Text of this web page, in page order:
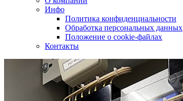
Инфо
Политика конфиденциальности
Обработка персональных данных
Положение о cookie-файлах
Контакты